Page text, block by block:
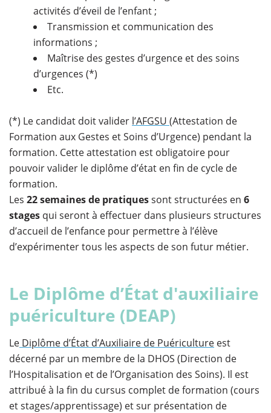
activités d’éveil de l’enfant ;
Transmission et communication des
informations ;
Maîtrise des gestes d’urgence et des soins
d’urgences (*)
Etc.
(*) Le candidat doit valider l’AFGSU (Attestation de
Formation aux Gestes et Soins d’Urgence) pendant la
formation. Cette attestation est obligatoire pour
pouvoir valider le diplôme d’état en fin de cycle de
formation.
Les 22 semaines de pratiquessont structurées en 6
stages qui seront à effectuer dans plusieurs structures
d’accueil de l’enfance pour permettre à l’élève
d’expérimenter tous les aspects de son futur métier.
Le Diplôme d’État d'auxiliaire
puériculture (DEAP)
Le Diplôme d’État d’Auxiliaire de Puériculture est
décerné par un membre de la DHOS (Direction de
l’Hospitalisation et de l’Organisation des Soins). Il est
attribué à la fin du cursus complet de formation (cours
et stages/apprentissage) et sur présentation de